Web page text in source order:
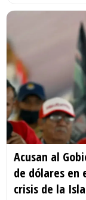
Acusan al
de dólares en
crisis de la Isla